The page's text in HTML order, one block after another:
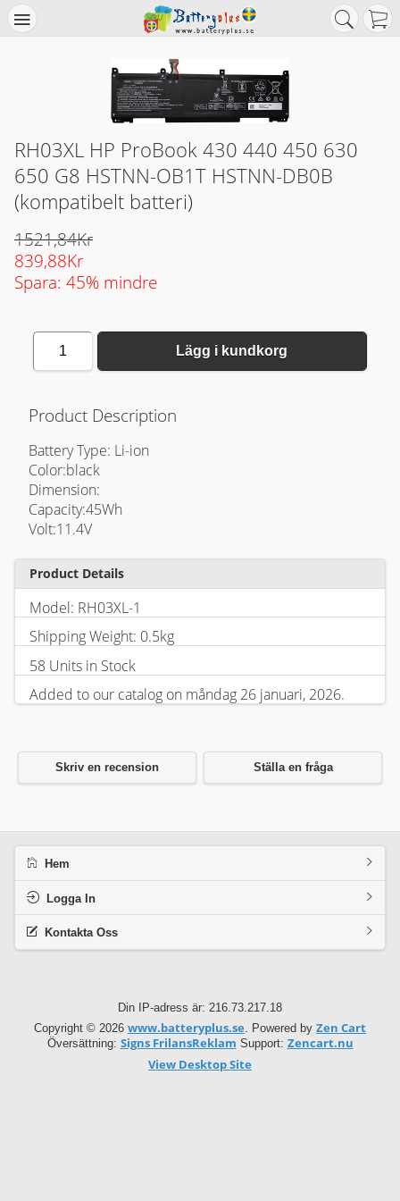
RH03XL HP ProBook 430 440 450 630
650 G8 HSTNN-OB1T HSTNN-DB0B
(kompatibelt batteri)
1521,84Kr
839,88Kr
Spara: 45% mindre
1 Lägg i kundkorg
Product Description
Battery Type: Li-ion
Color:black
Dimension:
Capacity:45Wh
Volt:11.4V
Product Details
Model: RH03XL-1
Shipping Weight: 0.5kg
58 Units in Stock
Added to our catalog on måndag 26 januari, 2026.
Skriv en recension Ställa en fråga
Hem
Logga In
Kontakta Oss
Din IP-adress är: 216.73.217.18
Copyright © 2026 www.batteryplus.se. Powered by Zen Cart
Översättning: Signs FrilansReklam Support: Zencart.nu
View Desktop Site